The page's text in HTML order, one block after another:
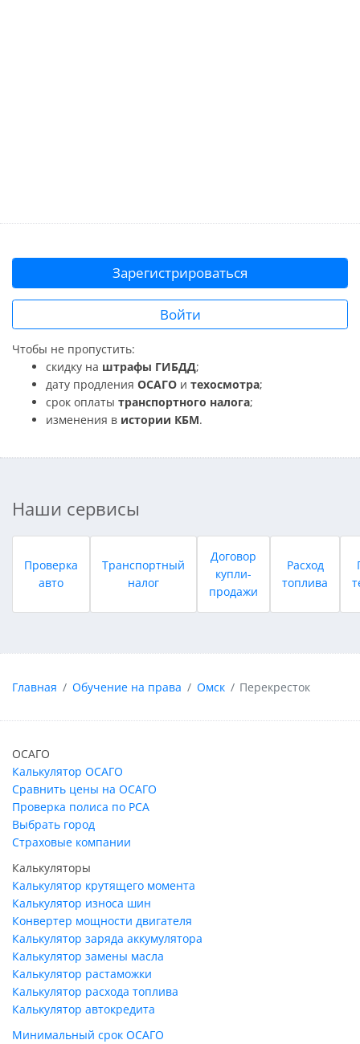
Зарегистрироваться
Войти
Чтобы не пропустить:
скидку на штрафы ГИБДД;
дату продления ОСАГО и техосмотра;
срок оплаты транспортного налога;
изменения в истории КБМ.
Наши сервисы
Проверка
авто
Транспортный
налог
Договор
купли-
продажи
Расход
топлива
Главная Обучение на права Омск Перекресток
ОСАГО
Калькулятор ОСАГО
Сравнить цены на ОСАГО
Проверка полиса по РСА
Выбрать город
Страховые компании
Калькуляторы
Калькулятор крутящего момента
Калькулятор износа шин
Конвертер мощности двигателя
Калькулятор заряда аккумулятора
Калькулятор замены масла
Калькулятор растаможки
Калькулятор расхода топлива
Калькулятор автокредита
Минимальный срок ОСАГО